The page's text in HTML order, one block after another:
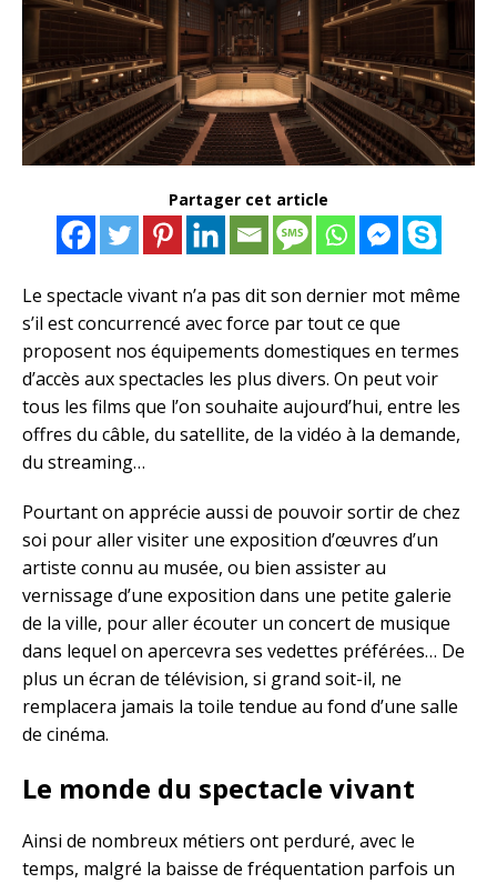
Partager cet article
Le spectacle vivant n’a pas dit son dernier mot même
s’il est concurrencé avec force par tout ce que
proposent nos équipements domestiques en termes
d’accès aux spectacles les plus divers. On peut voir
tous les films que l’on souhaite aujourd’hui, entre les
offres du câble, du satellite, de la vidéo à la demande,
du streaming…
Pourtant on apprécie aussi de pouvoir sortir de chez
soi pour aller visiter une exposition d’œuvres d’un
artiste connu au musée, ou bien assister au
vernissage d’une exposition dans une petite galerie
de la ville, pour aller écouter un concert de musique
dans lequel on apercevra ses vedettes préférées… De
plus un écran de télévision, si grand soit-il, ne
remplacera jamais la toile tendue au fond d’une salle
de cinéma.
Le monde du spectacle vivant
Ainsi de nombreux métiers ont perduré, avec le
temps, malgré la baisse de fréquentation parfois un